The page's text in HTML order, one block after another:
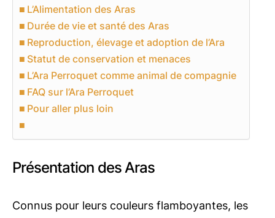
L’Alimentation des Aras
Durée de vie et santé des Aras
Reproduction, élevage et adoption de l’Ara
Statut de conservation et menaces
L’Ara Perroquet comme animal de compagnie
FAQ sur l’Ara Perroquet
Pour aller plus loin
Présentation des Aras
Connus pour leurs couleurs flamboyantes, les